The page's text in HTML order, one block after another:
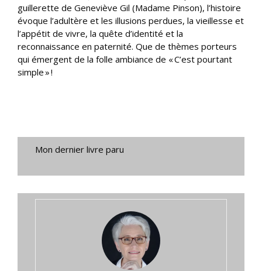
guillerette de Geneviève Gil (Madame Pinson), l’histoire
évoque l’adultère et les illusions perdues, la vieillesse et
l’appétit de vivre, la quête d’identité et la
reconnaissance en paternité. Que de thèmes porteurs
qui émergent de la folle ambiance de « C’est pourtant
simple » !
Mon dernier livre paru